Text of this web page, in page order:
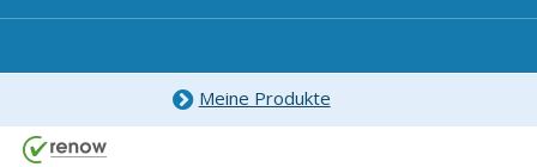
Meine Produkte